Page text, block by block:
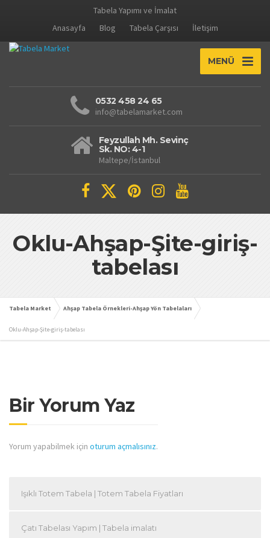
Tabela Yapımı ve İmalat
Anasayfa
Blog Tabela Çarşısı İletişim
MENÜ
0532 458 24 65
info@tabelamarket.com
Feyzullah Mh. Sevinç
Sk. NO: 4-1
Maltepe/İstanbul
Oklu-Ahşap-Şite-giriş-
tabelası
Tabela Market Ahşap Tabela Örnekleri-Ahşap Yön Tabelaları
Oklu-Ahşap-Şite-giriş-tabelası
Bir Yorum Yaz
Yorum yapabilmek için oturum açmalısınız.
Işıklı Totem Tabela | Totem Tabela Fiyatları
Çatı Tabelası Yapım | Tabela imalatı